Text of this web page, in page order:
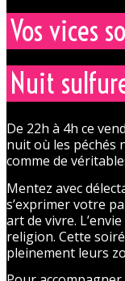
Vos vices
Nuit
De 22h à 4h ce
nuit où les péchés
comme de
Mentez avec
s’exprimer votre
art de vivre.
religion. Cette
pleinement leurs